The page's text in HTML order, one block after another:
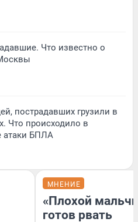
Что известно о
пострадавших грузили в
Что происходило в
атаки БПЛА
МНЕНИЕ
«Плохой
готов рвать